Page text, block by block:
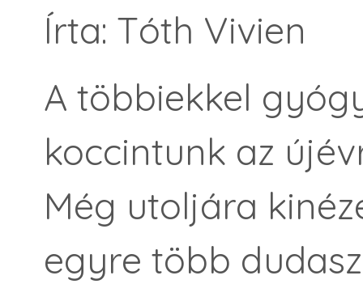
Írta: Tóth Vivien
A többiekkel
koccintunk az
Még utoljára
egyre több